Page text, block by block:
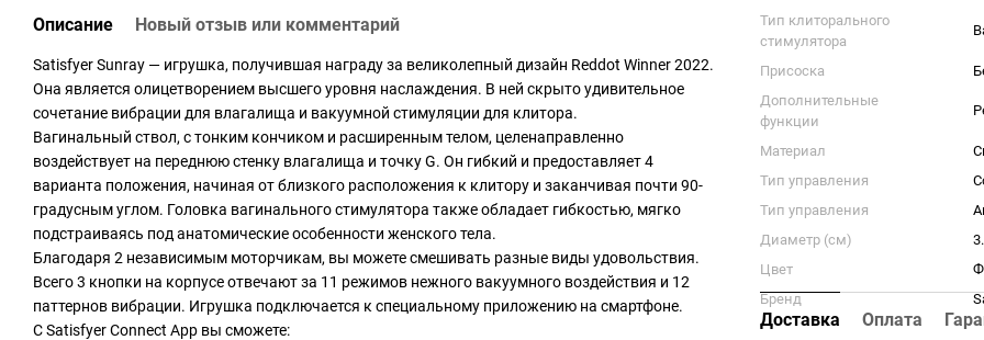
Описание Новый отзыв или комментарий
Satisfyer Sunray — игрушка, получившая награду за великолепный дизайн Reddot Winner 2022.
Она является олицетворением высшего уровня наслаждения. В ней скрыто удивительное
сочетание вибрации для влагалища и вакуумной стимуляции для клитора.
Вагинальный ствол, с тонким кончиком и расширенным телом, целенаправленно
воздействует на переднюю стенку влагалища и точку G. Он гибкий и предоставляет 4
варианта положения, начиная от близкого расположения к клитору и заканчивая почти 90-
градусным углом. Головка вагинального стимулятора также обладает гибкостью, мягко
подстраиваясь под анатомические особенности женского тела.
Благодаря 2 независимым моторчикам, вы можете смешивать разные виды удовольствия.
Всего 3 кнопки на корпусе отвечают за 11 режимов нежного вакуумного воздействия и 12
паттернов вибрации. Игрушка подключается к специальному приложению на смартфоне.
С Satisfyer Connect App вы сможете:
Тип клиторального
стимулятора
Присоска
Дополнительные
функции
Материал
Тип управления
Тип управления
Диаметр (см)
Цвет
Бренд
Доставка Оплата